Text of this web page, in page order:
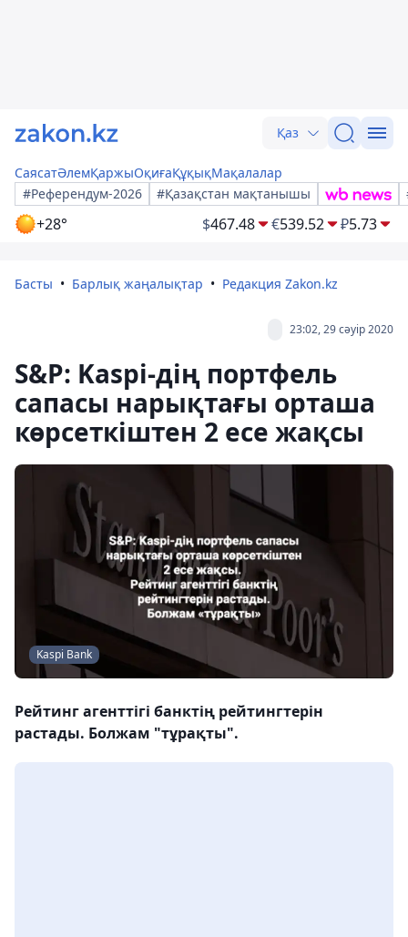
Қаз
СаясатӘлемҚаржыОқиғаҚұқықМақалалар
#Референдум-2026
#Қазақстан мақтанышы
+28° $467.48 €539.52 ₽5.73
Басты Барлық жаңалықтар Редакция Zakon.kz
23:02, 29 сәуір 2020
S&P: Kaspi-дің портфель
сапасы нарықтағы орташа
көрсеткіштен 2 есе жақсы
Kaspi Bank
Рейтинг агенттігі банктің рейтингтерін
растады. Болжам "тұрақты".